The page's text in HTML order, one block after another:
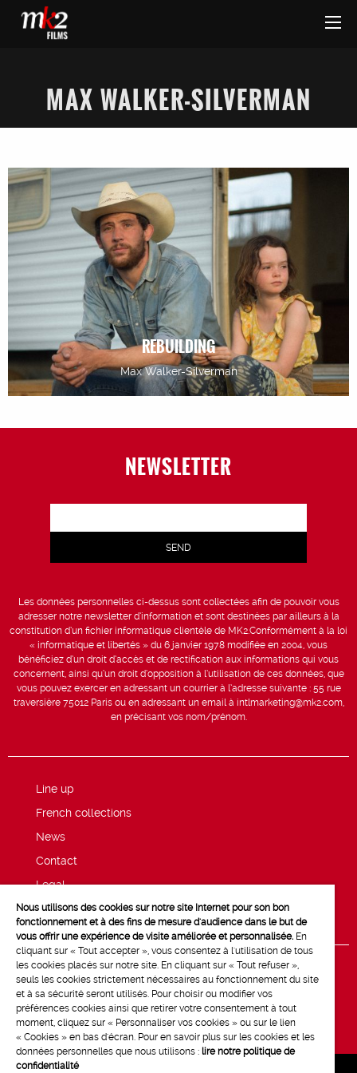
MAX WALKER-SILVERMAN
REBUILDING
Max Walker-Silverman
NEWSLETTER
Les données personnelles ci-dessus sont collectées afin de pouvoir vous
adresser notre newsletter d’information et sont destinées par ailleurs à la
constitution d’un fichier informatique clientèle de MK2.Conformément à la loi
« informatique et libertés » du 6 janvier 1978 modifiée en 2004, vous
bénéficiez d’un droit d’accès et de rectification aux informations qui vous
concernent, ainsi qu’un droit d’opposition à l’utilisation de ces données, que
vous pouvez exercer en adressant un courrier à l’adresse suivante : 55 rue
traversière 75012 Paris ou en adressant un email à intlmarketing@mk2.com,
en précisant vos nom/prénom.
Line up
French collections
News
Contact
Legal
Privacy and cookie policy
Nous utilisons des cookies sur notre site Internet pour son bon
fonctionnement et à des fins de mesure d'audience dans le but de
vous offrir une expérience de visite améliorée et personnalisée. En
cliquant sur « Tout accepter », vous consentez à l'utilisation de tous
les cookies placés sur notre site. En cliquant sur « Tout refuser »,
seuls les cookies strictement nécessaires au fonctionnement du site
et à sa sécurité seront utilisés. Pour choisir ou modifier vos
préférences cookies ainsi que retirer votre consentement à tout
moment, cliquez sur « Personnaliser vos cookies » ou sur le lien
« Cookies » en bas d'écran. Pour en savoir plus sur les cookies et les
données personnelles que nous utilisons : lire notre politique de
confidentialité